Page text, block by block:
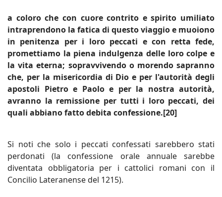
a coloro che con cuore contrito e spirito umiliato
intraprendono la fatica di questo viaggio e muoiono
in penitenza per i loro peccati e con retta fede,
promettiamo la piena indulgenza delle loro colpe e
la vita eterna; sopravvivendo o morendo sapranno
che, per la misericordia di Dio e per l'autorità degli
apostoli Pietro e Paolo e per la nostra autorità,
avranno la remissione per tutti i loro peccati, dei
quali abbiano fatto debita confessione.[20]
Si noti che solo i peccati confessati sarebbero stati
perdonati (la confessione orale annuale sarebbe
diventata obbligatoria per i cattolici romani con il
Concilio Lateranense del 1215).